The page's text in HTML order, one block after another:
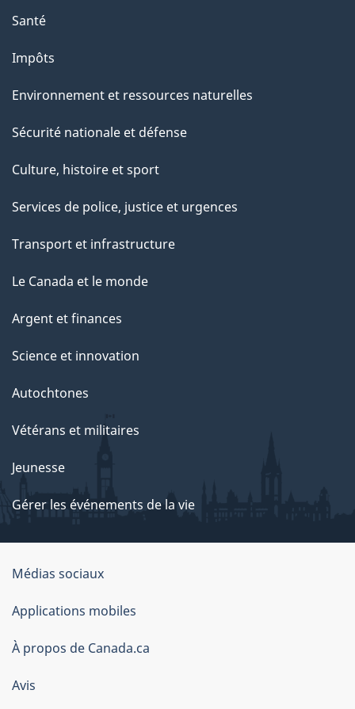
Santé
Impôts
Environnement et ressources naturelles
Sécurité nationale et défense
Culture, histoire et sport
Services de police, justice et urgences
Transport et infrastructure
Le Canada et le monde
Argent et finances
Science et innovation
Autochtones
Vétérans et militaires
Jeunesse
Gérer les événements de la vie
Organisation
du
gouvernement
du
Canada
Médias sociaux
Applications mobiles
À propos de Canada.ca
Avis